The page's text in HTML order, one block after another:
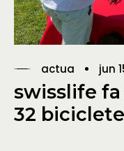
actua jun
swisslife
32